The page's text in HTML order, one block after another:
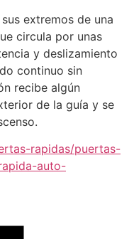
circula por unas
y deslizamiento
continuo sin
recibe algún
de la guía y se
rapidas/puertas-
auto-